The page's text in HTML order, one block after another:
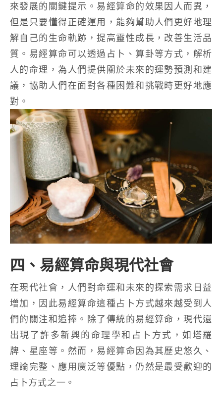
來發展的關鍵提示。易經算命的效果因人而異，
但是只要懂得正確運用，能夠幫助人們更好地理
解自己的生命軌跡，提高靈性成長，改善生活品
質。易經算命可以透過占卜、算卦等方式，解析
人的命理，為人們提供關於未來的運勢預測和建
議，協助人們在面對各種困難和挑戰時更好地應
對。
四、易經算命與現代社會
在現代社會，人們對命運和未來的探索需求日益
增加，因此易經算命這種占卜方式越來越受到人
們的關注和追捧。除了傳統的易經算命，現代還
出現了許多新興的命理學和占卜方式，如塔羅
牌、星座等。然而，易經算命因為其歷史悠久、
理論完整、應用廣泛等優點，仍然是最受歡迎的
占卜方式之一。